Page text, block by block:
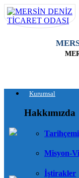
Kurumsal
Hakkımızda
Misyon-
İştirakler